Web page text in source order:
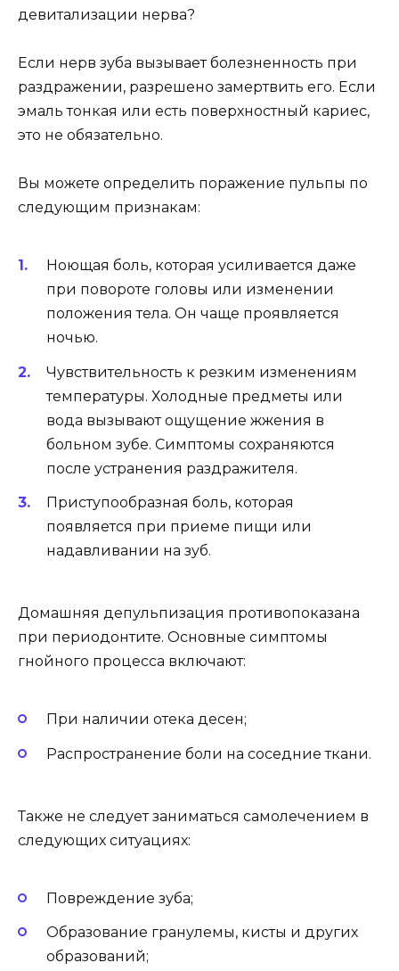
девитализации нерва?
Если нерв зуба вызывает болезненность при
раздражении, разрешено замертвить его. Если
эмаль тонкая или есть поверхностный кариес,
это не обязательно.
Вы можете определить поражение пульпы по
следующим признакам:
Ноющая боль, которая усиливается даже
при повороте головы или изменении
положения тела. Он чаще проявляется
ночью.
Чувствительность к резким изменениям
температуры. Холодные предметы или
вода вызывают ощущение жжения в
больном зубе. Симптомы сохраняются
после устранения раздражителя.
Приступообразная боль, которая
появляется при приеме пищи или
надавливании на зуб.
Домашняя депульпизация противопоказана
при периодонтите. Основные симптомы
гнойного процесса включают:
При наличии отека десен;
Распространение боли на соседние ткани.
Также не следует заниматься самолечением в
следующих ситуациях:
Повреждение зуба;
Образование гранулемы, кисты и других
образований;